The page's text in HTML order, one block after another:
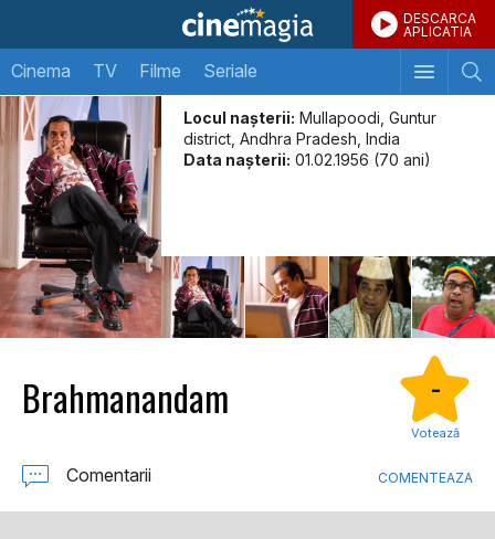
DESCARCA
APLICATIA
Cinema TV Filme Seriale
Locul naşterii: Mullapoodi, Guntur
district, Andhra Pradesh, India
Data naşterii: 01.02.1956 (70 ani)
Brahmanandam -
Votează
Comentarii COMENTEAZA